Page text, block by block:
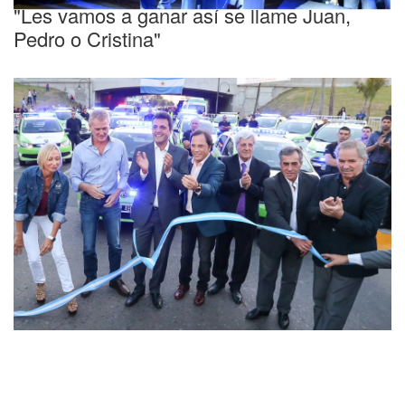
"Les vamos a ganar así se llame Juan,
Pedro o Cristina"
Massa pone paños fríos a la interna del FR